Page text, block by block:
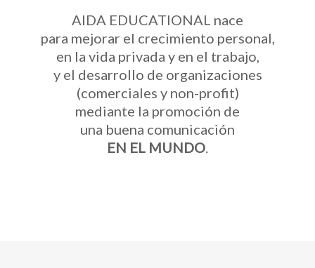
AIDA EDUCATIONAL nace
para mejorar el crecimiento personal,
en la vida privada y en el trabajo,
y el desarrollo de organizaciones
(comerciales y non-profit)
mediante la promoción de
una buena comunicación
EN EL MUNDO.